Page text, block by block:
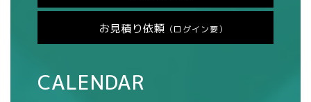
お見積り依頼 （ログイン要）
CALENDAR